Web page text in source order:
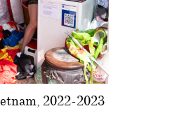
2022-2023